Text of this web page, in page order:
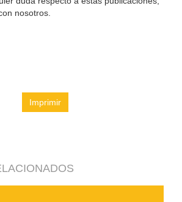
nosotros.
Imprimir